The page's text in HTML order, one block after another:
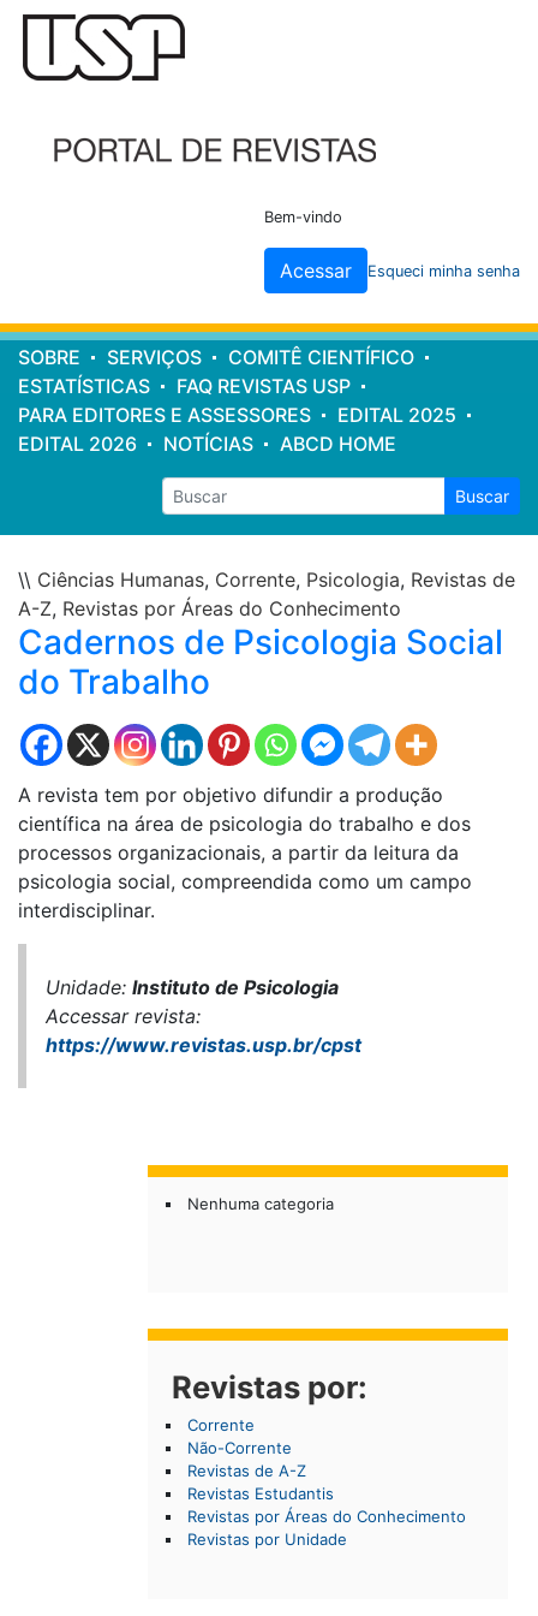
Cabeçalho
site
Bem-vindo
Acessar Esqueci minha senha
Menu
principal
SOBRE SERVIÇOS
COMITÊ CIENTÍFICO
ESTATÍSTICAS
FAQ REVISTAS USP
PARA EDITORES E ASSESSORES
EDITAL 2025
EDITAL 2026
NOTÍCIAS ABCD HOME
Buscar
\\ Ciências Humanas, Corrente, Psicologia, Revistas de
A-Z, Revistas por Áreas do Conhecimento
Cadernos de Psicologia Social
do Trabalho
A revista tem por objetivo difundir a produção
científica na área de psicologia do trabalho e dos
processos organizacionais, a partir da leitura da
psicologia social, compreendida como um campo
interdisciplinar.
Unidade: Instituto de Psicologia
Accessar revista:
https://www.revistas.usp.br/cpst
Nenhuma categoria
Revistas por:
Corrente
Não-Corrente
Revistas de A-Z
Revistas Estudantis
Revistas por Áreas do Conhecimento
Revistas por Unidade